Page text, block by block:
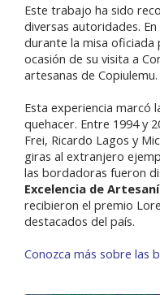
Este trabajo ha sido
diversas autoridades.
durante la misa oficiada
ocasión de su visita a
artesanas de Copiulemu.
Esta experiencia marcó
quehacer. Entre 1994 y
Frei, Ricardo Lagos y
giras al extranjero
las bordadoras fueron
Excelencia de
recibieron el premio
destacados del país.
Conozca más sobre las